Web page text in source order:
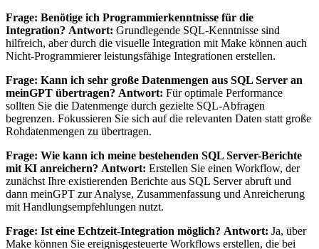
Frage: Benötige ich Programmierkenntnisse für die
Integration? Antwort: Grundlegende SQL-Kenntnisse sind
hilfreich, aber durch die visuelle Integration mit Make können auch
Nicht-Programmierer leistungsfähige Integrationen erstellen.
Frage: Kann ich sehr große Datenmengen aus SQL Server an
meinGPT übertragen? Antwort: Für optimale Performance
sollten Sie die Datenmenge durch gezielte SQL-Abfragen
begrenzen. Fokussieren Sie sich auf die relevanten Daten statt große
Rohdatenmengen zu übertragen.
Frage: Wie kann ich meine bestehenden SQL Server-Berichte
mit KI anreichern? Antwort: Erstellen Sie einen Workflow, der
zunächst Ihre existierenden Berichte aus SQL Server abruft und
dann meinGPT zur Analyse, Zusammenfassung und Anreicherung
mit Handlungsempfehlungen nutzt.
Frage: Ist eine Echtzeit-Integration möglich? Antwort: Ja, über
Make können Sie ereignisgesteuerte Workflows erstellen, die bei